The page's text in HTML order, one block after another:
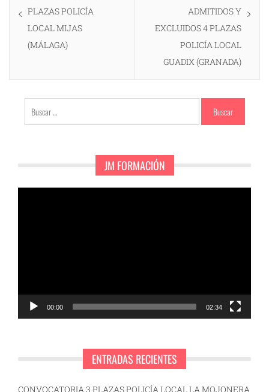
entradas
PLAZAS POLICÍA
LOCAL MIJAS
(MÁLAGA)
ADMITIDOS Y
EXCLUIDOS 4 PLAZAS
POLICÍA LOCAL
GUADIX (GRANADA)
Buscar:
JM FORMACIÓN
00:00 02:34
ENTRADAS RECIENTES
CONVOCATORIA 3 PLAZAS POLICÍA LOCAL LA MOJONERA